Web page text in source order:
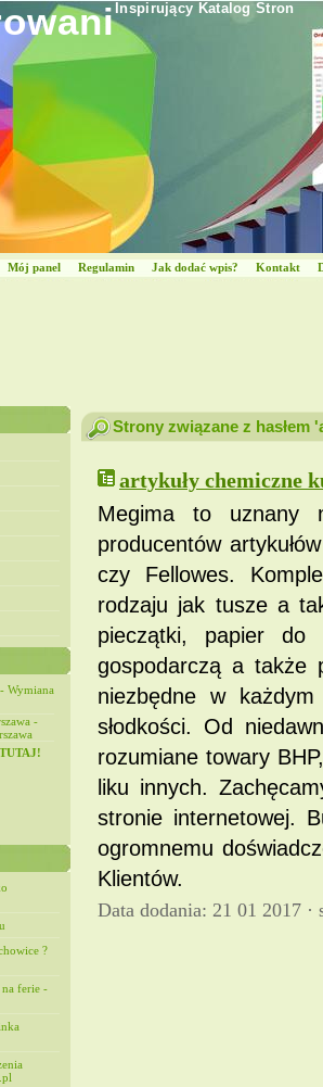
Inspirujący Katalog Stron
Mój panel Regulamin Jak dodać wpis? Kontakt
Wymiana
Okna plastikowe Warszawa - Wymiana
Okien Warszawa
?
na ferie -
Strony związane z hasłem
artykuły chemiczne
Megima to uznany
producentów
czy Fellowes.
rodzaju jak tusze a
pieczątki, papier do
gospodarczą a także
niezbędne w
słodkości. Od
rozumiane towary
liku innych.
stronie internetowej.
ogromnemu
Klientów.
Data dodania: 21 01 2017 ·